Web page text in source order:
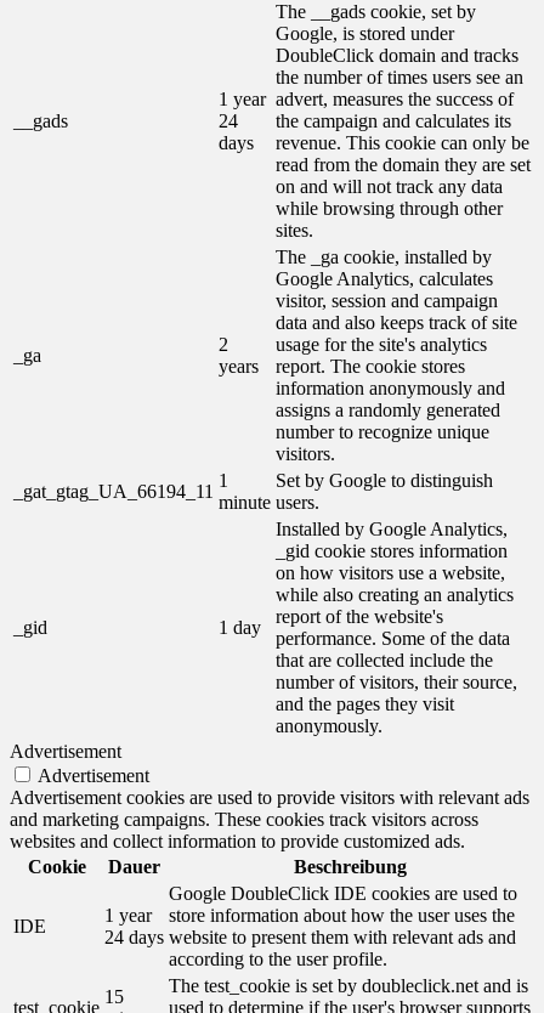
__gads
1 year
24
days
The __gads cookie, set by
Google, is stored under
DoubleClick domain and tracks
the number of times users see an
advert, measures the success of
the campaign and calculates its
revenue. This cookie can only be
read from the domain they are set
on and will not track any data
while browsing through other
sites.
_ga
2
years
The _ga cookie, installed by
Google Analytics, calculates
visitor, session and campaign
data and also keeps track of site
usage for the site's analytics
report. The cookie stores
information anonymously and
assigns a randomly generated
number to recognize unique
visitors.
_gat_gtag_UA_66194_11
1
minute
Set by Google to distinguish
users.
_gid 1 day
Installed by Google Analytics,
_gid cookie stores information
on how visitors use a website,
while also creating an analytics
report of the website's
performance. Some of the data
that are collected include the
number of visitors, their source,
and the pages they visit
anonymously.
Advertisement
Advertisement
Advertisement cookies are used to provide visitors with relevant ads
and marketing campaigns. These cookies track visitors across
websites and collect information to provide customized ads.
Cookie
Dauer Beschreibung
IDE
1 year
24 days
Google DoubleClick IDE cookies are used to
store information about how the user uses the
website to present them with relevant ads and
according to the user profile.
test_cookie
15
The test_cookie is set by doubleclick.net and is
used to determine if the user's browser supports